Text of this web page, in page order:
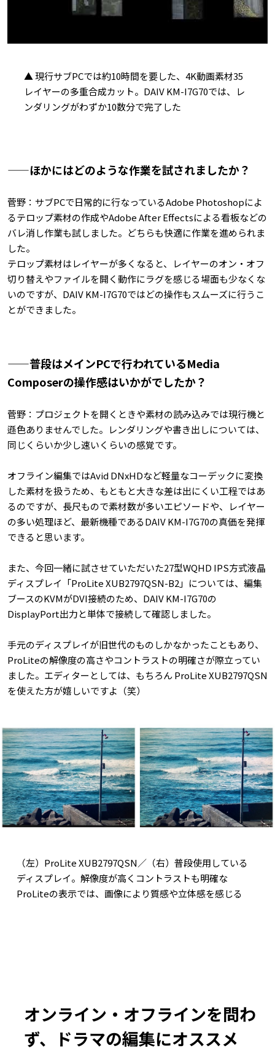
▲ 現行サブPCでは約10時間を要した、4K動画素材35
レイヤーの多重合成カット。DAIV KM-I7G70では、レ
ンダリングがわずか10数分で完了した
——ほかにはどのような作業を試されましたか？
菅野：サブPCで日常的に行なっているAdobe Photoshopによ
るテロップ素材の作成やAdobe After Effectsによる看板などの
バレ消し作業も試しました。どちらも快適に作業を進められま
した。
テロップ素材はレイヤーが多くなると、レイヤーのオン・オフ
切り替えやファイルを開く動作にラグを感じる場面も少なくな
いのですが、DAIV KM-I7G70ではどの操作もスムーズに行うこ
とができました。
——普段はメインPCで行われているMedia
Composerの操作感はいかがでしたか？
菅野：プロジェクトを開くときや素材の読み込みでは現行機と
遜色ありませんでした。レンダリングや書き出しについては、
同じくらいか少し速いくらいの感覚です。
オフライン編集ではAvid DNxHDなど軽量なコーデックに変換
した素材を扱うため、もともと大きな差は出にくい工程ではあ
るのですが、長尺もので素材数が多いエピソードや、レイヤー
の多い処理ほど、最新機種であるDAIV KM-I7G70の真価を発揮
できると思います。
また、今回一緒に試させていただいた27型WQHD IPS方式液晶
ディスプレイ「ProLite XUB2797QSN-B2」については、編集
ブースのKVMがDVI接続のため、DAIV KM-I7G70の
DisplayPort出力と単体で接続して確認しました。
手元のディスプレイが旧世代のものしかなかったこともあり、
ProLiteの解像度の高さやコントラストの明確さが際立ってい
ました。エディターとしては、もちろん ProLite XUB2797QSN
を使えた方が嬉しいですよ（笑）
（左）ProLite XUB2797QSN／（右）普段使用している
ディスプレイ。解像度が高くコントラストも明確な
ProLiteの表示では、画像により質感や立体感を感じる
オンライン・オフラインを問わ
ず、ドラマの編集にオススメ